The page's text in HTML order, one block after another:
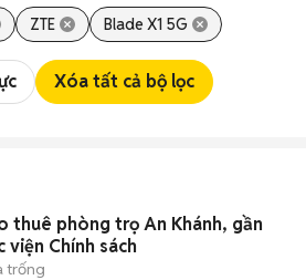
ZTE Blade X1 5G
Xóa tất cả bộ lọc
thuê phòng trọ An Khánh, gần
viện Chính sách
trống